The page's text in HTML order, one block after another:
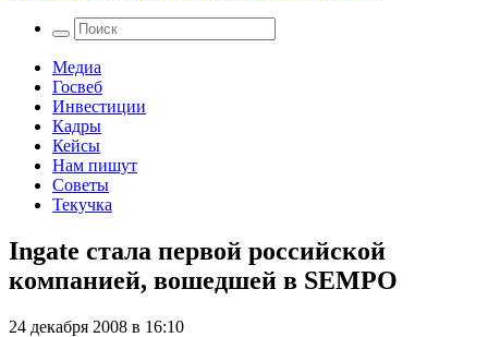
Медиа
Госвеб
Инвестиции
Кадры
Кейсы
Нам пишут
Советы
Текучка
Ingate стала первой российской
компанией, вошедшей в SEMPO
24 декабря 2008 в 16:10